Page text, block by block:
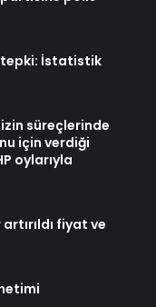
tepki: İstatistik
süreçlerinde
için verdiği
oylarıyla
fiyat ve